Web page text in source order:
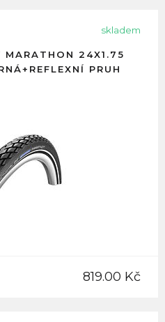
skladem
MARATHON 24X1.75
PRUH
819.00 Kč